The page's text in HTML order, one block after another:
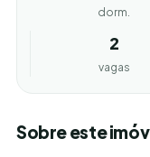
dorm.
2
vagas
Sobre este